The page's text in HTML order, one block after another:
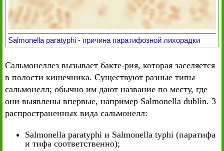
Salmonella paratyphi - причина паратифозной лихорадки
Сальмонеллез вызывает бакте-рия, которая заселяется
в полости кишечника. Существуют разные типы
сальмонелл; обычно им дают название по месту, где
они выявлены впервые, например Salmonella dublin. 3
распространенных вида сальмонелл:
Salmonella paratyphi и Salmonella typhi (паратифа
и тифа соответственно);